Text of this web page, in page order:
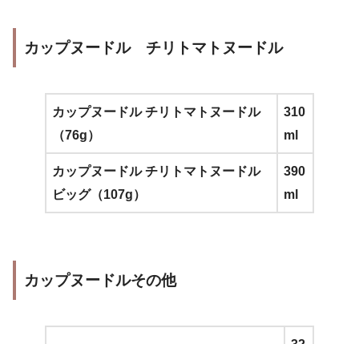
カップヌードル チリトマトヌードル
カップヌードル チリトマトヌードル
（76g）
310
ml
カップヌードル チリトマトヌードル
ビッグ（107g）
390
ml
カップヌードルその他